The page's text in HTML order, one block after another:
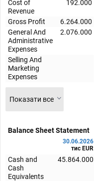
Cost of
Revenue
192.000
Gross Profit 6.264.000
General And
Administrative
Expenses
2.076.000
Selling And
Marketing
Expenses
Показати все
Balance Sheet Statement
30.06.2026
тис EUR
Cash and
Cash
Equivalents
45.864.000